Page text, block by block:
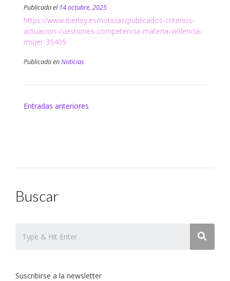
Publicado el 14 octubre, 2025
https://www.iberley.es/noticias/publicados-criterios-
actuacion-cuestiones-competencia-materia-violencia-
mujer-35409
Publicado enNoticias
Navegación
Entradas anteriores
Buscar
Suscribirse a la newsletter